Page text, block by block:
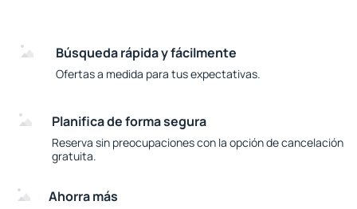
Búsqueda rápida y fácilmente
Ofertas a medida para tus expectativas.
Planifica de forma segura
Reserva sin preocupaciones con la opción de cancelación
gratuita.
Ahorra más